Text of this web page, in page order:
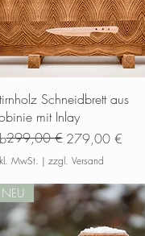
Schnellansicht
Schneidbrett aus
mit Inlay
299,00 € 279,00 €
Preis
MwSt. | zzgl. Versand
NEU